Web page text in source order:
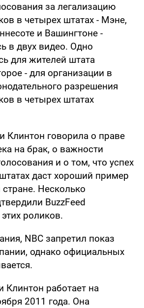
за легализацию
в четырех штатах - Мэне,
и Вашингтоне -
в двух видео. Одно
для жителей штата
- для организации в
разрешения
в четырех штатах
Клинтон говорила о праве
на брак, о важности
и о том, что успех
даст хороший пример
Несколько
BuzzFeed
роликов.
NBC запретил показ
однако официальных
Клинтон работает на
2011 года. Она